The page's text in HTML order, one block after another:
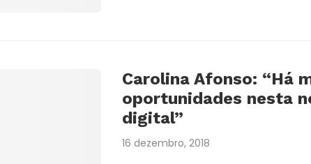
Carolina Afonso: “Há
oportunidades nesta
digital”
16 dezembro, 2018